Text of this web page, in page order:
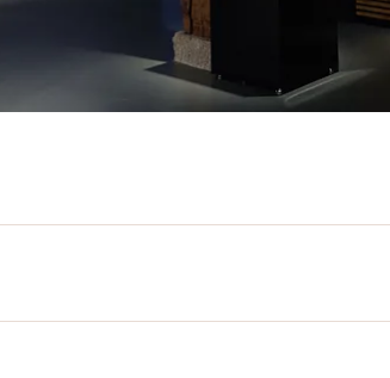
die Fotoausstellungen zeigen ikonische